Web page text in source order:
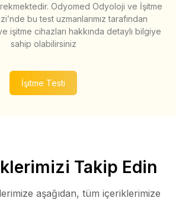
Odyomed Odyoloji ve İşitme
bu test uzmanlarımız tarafından
işitme cihazları hakkında detaylı bilgiye
sahip olabilirsiniz
İşitme Testi
Takip Edin
aşağıdan, tüm içeriklerimize